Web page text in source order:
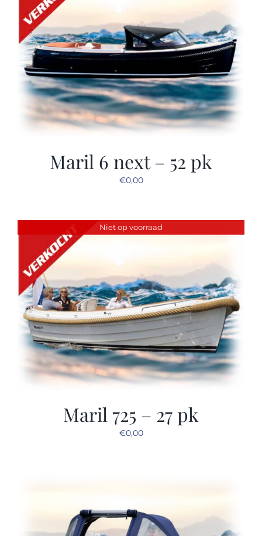
Maril 6 next – 52 pk
€0,00
Niet op voorraad
Maril 725 – 27 pk
€0,00